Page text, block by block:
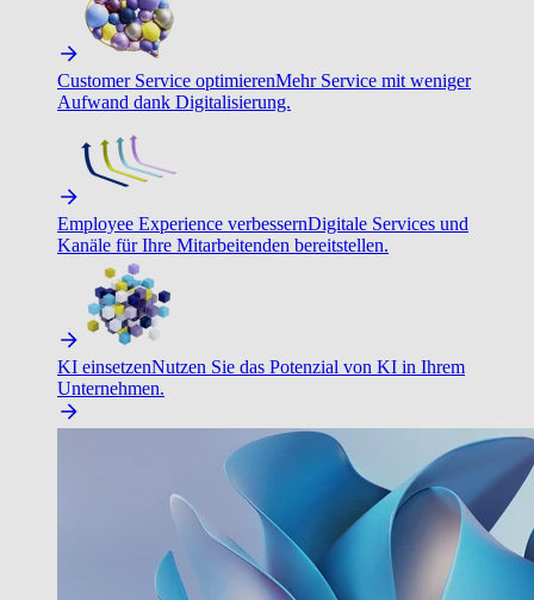
Customer Service optimierenMehr Service mit weniger
Aufwand dank Digitalisierung.
Employee Experience verbessernDigitale Services und
Kanäle für Ihre Mitarbeitenden bereitstellen.
KI einsetzenNutzen Sie das Potenzial von KI in Ihrem
Unternehmen.